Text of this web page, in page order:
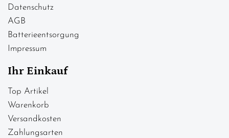
Datenschutz
AGB
Batterieentsorgung
Impressum
Ihr Einkauf
Top Artikel
Warenkorb
Versandkosten
Zahlungsarten